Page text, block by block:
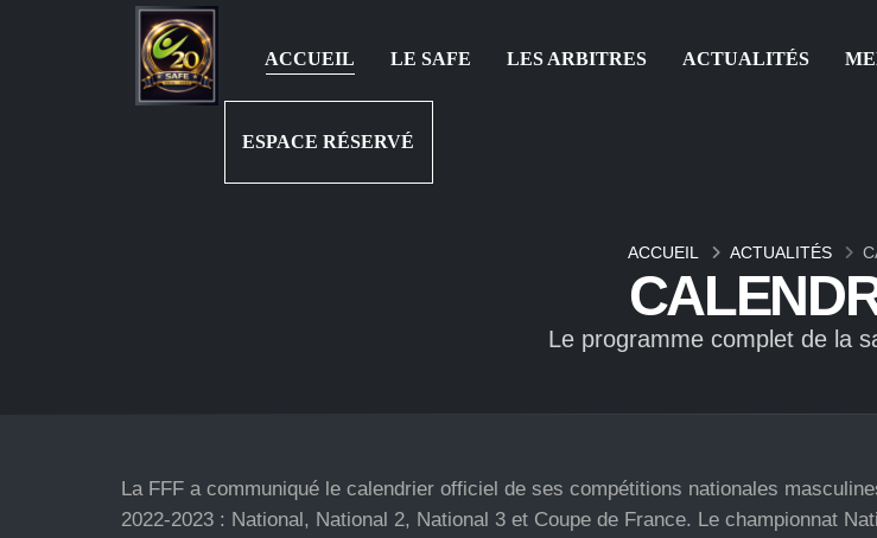
ACCUEIL LE SAFE LES ARBITRES ACTUALITÉS
ESPACE RÉSERVÉ
Le programme complet de la
ACCUEIL ACTUALITÉS
La FFF a communiqué le calendrier officiel de ses compétitions nationales
2022-2023 : National, National 2, National 3 et Coupe de France. Le championnat